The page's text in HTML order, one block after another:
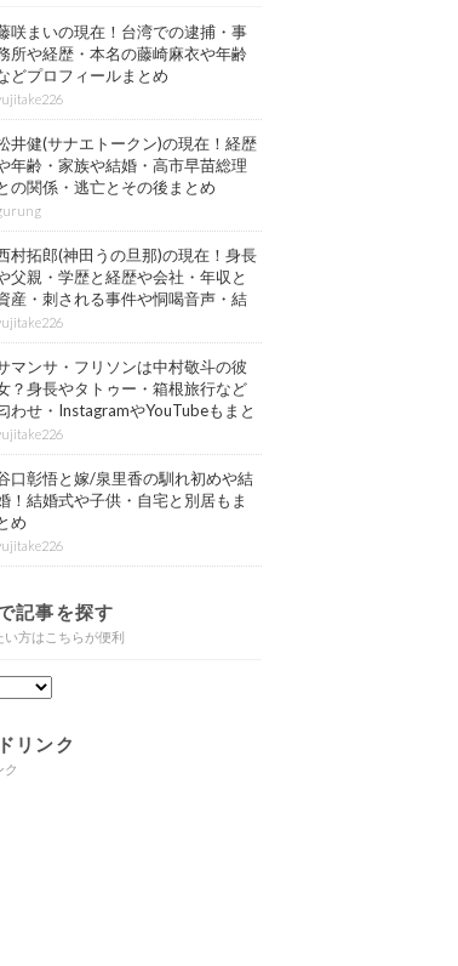
咲まいの現在！台湾での逮捕・事
所や経歴・本名の藤崎麻衣や年齢
どプロフィールまとめ
井健(サナエトークン)の現在！経歴
年齢・家族や結婚・高市早苗総理
の関係・逃亡とその後まとめ
村拓郎(神田うの旦那)の現在！身長
父親・学歴と経歴や会社・年収と
産・刺される事件や恫喝音声・結
と子供や自宅・脳梗塞の病気もま
め
マンサ・フリソンは中村敬斗の彼
？身長やタトゥー・箱根旅行など
わせ・InstagramやYouTubeもまと
口彰悟と嫁/泉里香の馴れ初めや結
！結婚式や子供・自宅と別居もま
め
記事を探す
方はこちらが便利
リンク
ク